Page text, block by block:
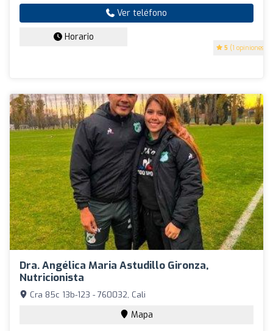
5 (1 opiniones)
Ver teléfono
Horario
Dra. Angélica Maria Astudillo Gironza,
Nutricionista
Cra 85c 13b-123 - 760032, Cali
Mapa